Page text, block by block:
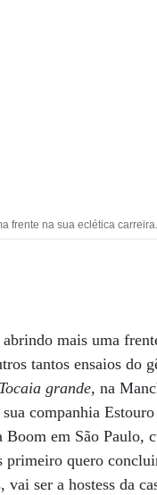
frente na sua eclética carreira.
abrindo mais uma
tantos ensaios do
Tocaia grande, na
companhia
em São Paulo,
quero
ser a hostess da